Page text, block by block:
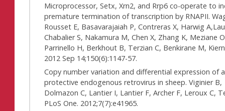
Microprocessor, Setx, Xrn2, and Rrp6 co-operate to
premature termination of transcription by RNAPII.
Rousset E, Basavarajaiah P, Contreras X, Harwig
Chabalier S, Nakamura M, Chen X, Zhang K, Meziane
Parrinello H, Berkhout B, Terzian C, Benkirane M,
2012 Sep 14;150(6):1147-57.
Copy number variation and differential expression of a
protective endogenous retrovirus in sheep. Viginier B,
Dolmazon C, Lantier I, Lantier F, Archer F, Leroux C,
PLoS One. 2012;7(7):e41965.